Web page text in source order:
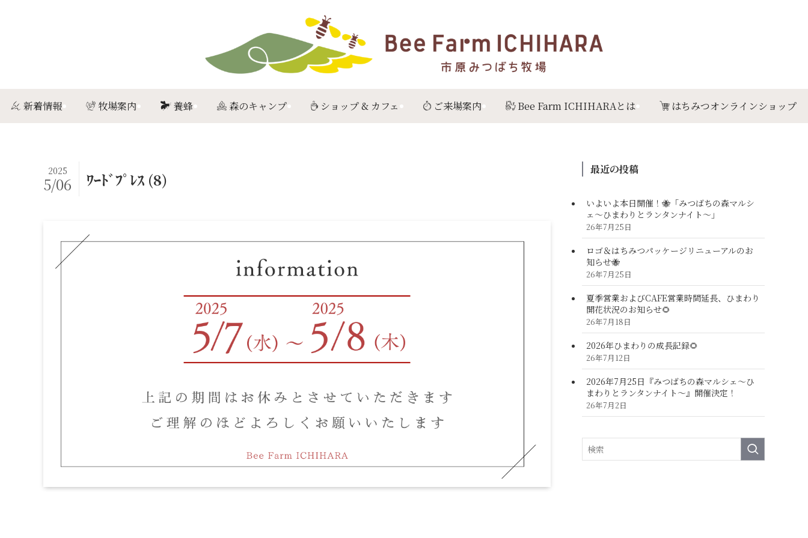
新着情報 牧場案内 養蜂 森のキャンプ ショップ & カフェ ご来場案内 Bee Farm ICHIHARAとは はちみつオンラインショップ
ﾜｰﾄﾞﾌﾟﾚｽ (8)
2025
5/06
最近の投稿
いよいよ本日開催！🐝「みつばちの森マルシ
ェ〜ひまわりとランタンナイト〜」
26年7月25日
ロゴ＆はちみつパッケージリニューアルのお
知らせ🐝
26年7月25日
夏季営業およびCAFE営業時間延長、ひまわり
開花状況のお知らせ🌻
26年7月18日
2026年ひまわりの成長記録🌻
26年7月12日
2026年7月25日『みつばちの森マルシェ～ひ
まわりとランタンナイト～』開催決定！
26年7月2日